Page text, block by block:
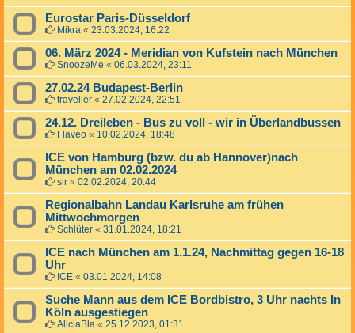
Eurostar Paris-Düsseldorf
Mikra « 23.03.2024, 16:22
06. März 2024 - Meridian von Kufstein nach München
SnoozeMe « 06.03.2024, 23:11
27.02.24 Budapest-Berlin
traveller « 27.02.2024, 22:51
24.12. Dreileben - Bus zu voll - wir in Überlandbussen
Flaveo « 10.02.2024, 18:48
ICE von Hamburg (bzw. du ab Hannover)nach
München am 02.02.2024
sir « 02.02.2024, 20:44
Regionalbahn Landau Karlsruhe am frühen
Mittwochmorgen
Schlüter « 31.01.2024, 18:21
ICE nach München am 1.1.24, Nachmittag gegen 16-18
Uhr
ICE « 03.01.2024, 14:08
Suche Mann aus dem ICE Bordbistro, 3 Uhr nachts In
Köln ausgestiegen
AliciaBla « 25.12.2023, 01:31